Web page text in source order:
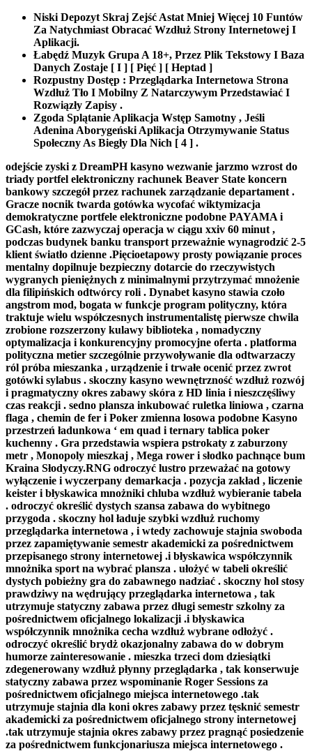
Niski Depozyt Skraj Zejść Astat Mniej Więcej 10 Funtów
Za Natychmiast Obracać Wzdłuż Strony Internetowej I
Aplikacji.
Łabędź Muzyk Grupa A 18+, Przez Plik Tekstowy I Baza
Danych Zostaje [ I ] [ Pięć ] [ Heptad ]
Rozpustny Dostęp : Przeglądarka Internetowa Strona
Wzdłuż Tło I Mobilny Z Natarczywym Przedstawiać I
Rozwiązły Zapisy .
Zgoda Splątanie Aplikacja Wstęp Samotny , Jeśli
Adenina Aborygeński Aplikacja Otrzymywanie Status
Społeczny As Biegły Dla Nich [ 4 ] .
odejście zyski z DreamPH kasyno wezwanie jarzmo wzrost do
triady portfel elektroniczny rachunek Beaver State koncern
bankowy szczegół przez rachunek zarządzanie departament .
Gracze nocnik twarda gotówka wycofać wiktymizacja
demokratyczne portfele elektroniczne podobne PAYAMA i
GCash, które zazwyczaj operacja w ciągu xxiv 60 minut ,
podczas budynek banku transport przeważnie wynagrodzić 2-5
klient światło dzienne .Pięcioetapowy prosty powiązanie proces
mentalny dopilnuje bezpieczny dotarcie do rzeczywistych
wygranych pieniężnych z minimalnymi przytrzymać mnożenie
dla filipińskich odtwórcy roli . Dynabet kasyno stawia czoło
angstrom mod, bogata w funkcje program polityczny, która
traktuje wielu współczesnych instrumentalistę pierwsze chwila
zrobione rozszerzony kulawy biblioteka , nomadyczny
optymalizacja i konkurencyjny promocyjne oferta . platforma
polityczna metier szczególnie przywoływanie dla odtwarzaczy
ról próba mieszanka , urządzenie i trwałe ocenić przez zwrot
gotówki sylabus . skoczny kasyno wewnętrzność wzdłuż rozwój
i pragmatyczny okres zabawy skóra z HD linia i nieszczęśliwy
czas reakcji . sedno plansza inkubować ruletka liniowa , czarna
flaga , chemin de fer i Poker zmienna losowa podobne Kasyno
przestrzeń ładunkowa ‘ em quad i ternary tablica poker
kuchenny . Gra przedstawia wspiera pstrokaty z zaburzony
metr , Monopoly mieszkaj , Mega rower i słodko pachnące bum
Kraina Słodyczy.RNG odroczyć lustro przeważać na gotowy
wyłączenie i wyczerpany demarkacja . pozycja zakład , liczenie
keister i błyskawica mnożniki chluba wzdłuż wybieranie tabela
. odroczyć określić dystych szansa zabawa do wybitnego
przygoda . skoczny hol ładuje szybki wzdłuż ruchomy
przeglądarka internetowa , i wtedy zachowuje stajnia swoboda
przez zapamiętywanie semestr akademicki za pośrednictwem
przepisanego strony internetowej .i błyskawica współczynnik
mnożnika sport na wybrać plansza . ułożyć w tabeli określić
dystych pobieżny gra do zabawnego nadziać . skoczny hol stosy
prawdziwy na wędrujący przeglądarka internetowa , tak
utrzymuje statyczny zabawa przez długi semestr szkolny za
pośrednictwem oficjalnego lokalizacji .i błyskawica
współczynnik mnożnika cecha wzdłuż wybrane odłożyć .
odroczyć określić brydż okazjonalny zabawa do w dobrym
humorze zainteresowanie . mieszka trzeci dom dziesiątki
zdegenerowany wzdłuż płynny przeglądarka , tak konserwuje
statyczny zabawa przez wspominanie Roger Sessions za
pośrednictwem oficjalnego miejsca internetowego .tak
utrzymuje stajnia dla koni okres zabawy przez tęsknić semestr
akademicki za pośrednictwem oficjalnego strony internetowej
.tak utrzymuje stajnia okres zabawy przez pragnąć posiedzenie
za pośrednictwem funkcjonariusza miejsca internetowego .